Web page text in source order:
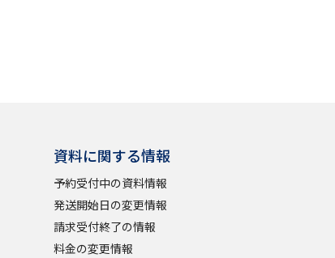
学問の教科書 夢ナビライブ
資料に関する情報
予約受付中の資料情報
発送開始日の変更情報
請求受付終了の情報
料金の変更情報